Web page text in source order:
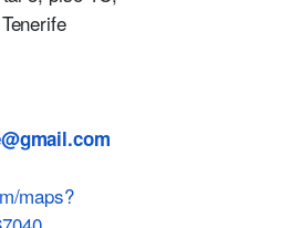
maps?